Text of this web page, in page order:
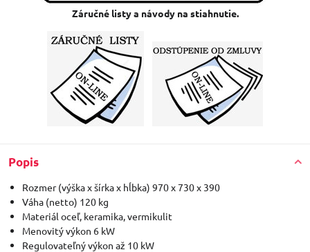
Záručné listy a návody na stiahnutie.
Popis
Rozmer (výška x šírka x hĺbka) 970 x 730 x 390
Váha (netto) 120 kg
Materiál oceľ, keramika, vermikulit
Menovitý výkon 6 kW
Regulovateľný výkon až 10 kW